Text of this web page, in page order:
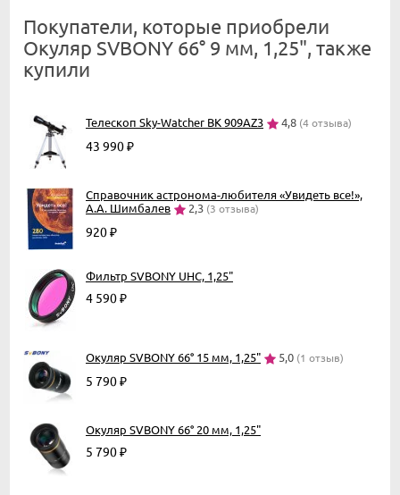
Покупатели, которые приобрели
Окуляр SVBONY 66° 9 мм, 1,25", также
купили
Телескоп Sky-Watcher BK 909AZ3 4,8 (4 отзыва)
43 990₽
Справочник астронома-любителя «Увидеть все!»,
А.А. Шимбалев
2,3 (3 отзыва)
920₽
Фильтр SVBONY UHC, 1,25"
4 590₽
Окуляр SVBONY 66° 15 мм, 1,25" 5,0 (1 отзыв)
5 790₽
Окуляр SVBONY 66° 20 мм, 1,25"
5 790₽